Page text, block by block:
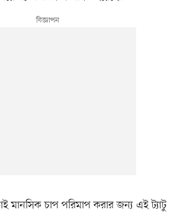
মানসিক চাপ পরিমাপ করার জন্য এই ট্যাটু